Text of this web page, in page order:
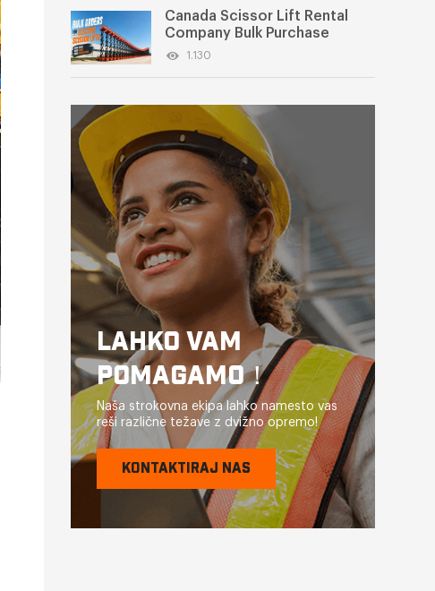
Canada Scissor Lift Rental
Company Bulk Purchase
1.130
LAHKO VAM
POMAGAMO！
Naša strokovna ekipa lahko namesto vas
reši različne težave z dvižno opremo!
KONTAKTIRAJ NAS